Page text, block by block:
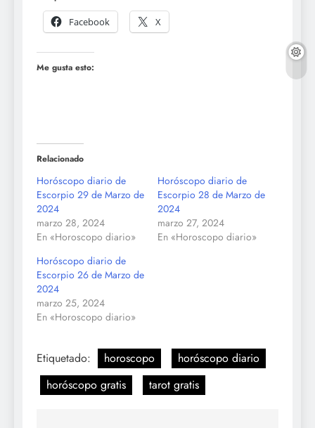
Facebook
X
Me gusta esto:
Relacionado
Horóscopo diario de
Escorpio 29 de Marzo de
2024
marzo 28, 2024
En «Horoscopo diario»
Horóscopo diario de
Escorpio 28 de Marzo de
2024
marzo 27, 2024
En «Horoscopo diario»
Horóscopo diario de
Escorpio 26 de Marzo de
2024
marzo 25, 2024
En «Horoscopo diario»
Etiquetado: horoscopo
horóscopo diario
horóscopo gratis
tarot gratis